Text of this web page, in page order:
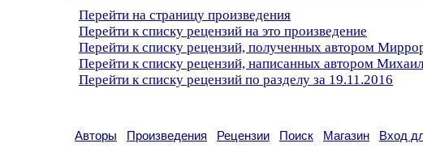
Перейти на страницу произведения
Перейти к списку рецензий на это произведение
Перейти к списку рецензий, полученных автором
Перейти к списку рецензий, написанных автором
Перейти к списку рецензий по разделу за 19.11.2016
Авторы Произведения Рецензии Поиск Магазин Вход